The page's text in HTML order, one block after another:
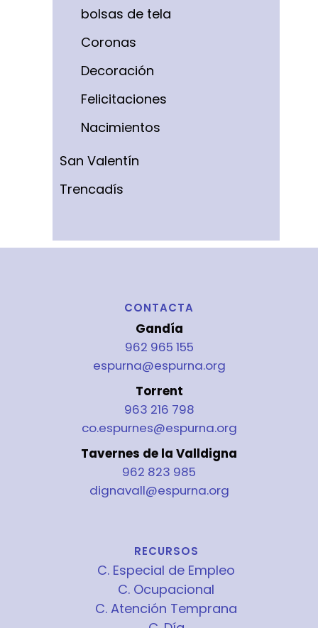
bolsas de tela
Coronas
Decoración
Felicitaciones
Nacimientos
San Valentín
Trencadís
CONTACTA
Gandía
962 965 155
espurna@espurna.org
Torrent
963 216 798
co.espurnes@espurna.org
Tavernes de la Valldigna
962 823 985
dignavall@espurna.org
RECURSOS
C. Especial de Empleo
C. Ocupacional
C. Atención Temprana